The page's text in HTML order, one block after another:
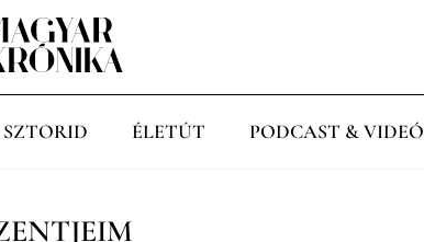
ÉLETÚT PODCAST & VIDEÓ